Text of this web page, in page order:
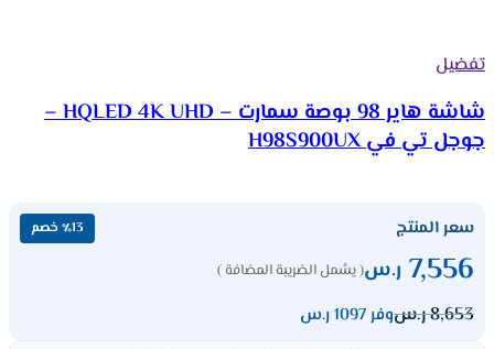
تفضيل
شاشة هاير 98 بوصة سمارت – HQLED 4K UHD –
جوجل تي في H98S900UX
سعر المنتج ٪13 خصم
7,556 ر.س( يشمل الضريبة المضافة )
8,653ر.سوفر 1097 ر.س